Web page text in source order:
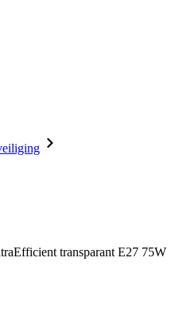
transparant E27 75W